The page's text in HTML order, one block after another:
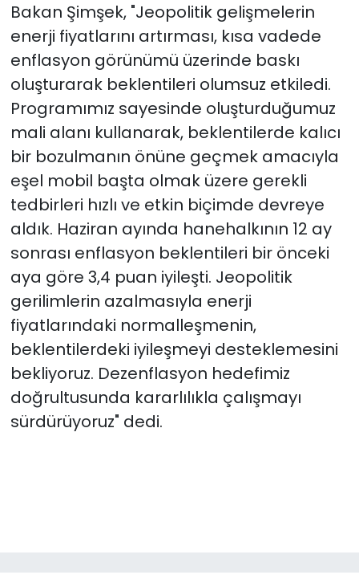
Bakan Şimşek, "Jeopolitik gelişmelerin
enerji fiyatlarını artırması, kısa vadede
enflasyon görünümü üzerinde baskı
oluşturarak beklentileri olumsuz etkiledi.
Programımız sayesinde oluşturduğumuz
mali alanı kullanarak, beklentilerde kalıcı
bir bozulmanın önüne geçmek amacıyla
eşel mobil başta olmak üzere gerekli
tedbirleri hızlı ve etkin biçimde devreye
aldık. Haziran ayında hanehalkının 12 ay
sonrası enflasyon beklentileri bir önceki
aya göre 3,4 puan iyileşti. Jeopolitik
gerilimlerin azalmasıyla enerji
fiyatlarındaki normalleşmenin,
beklentilerdeki iyileşmeyi desteklemesini
bekliyoruz. Dezenflasyon hedefimiz
doğrultusunda kararlılıkla çalışmayı
sürdürüyoruz" dedi.